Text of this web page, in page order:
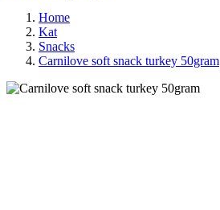
Home
Kat
Snacks
Carnilove soft snack turkey 50gram